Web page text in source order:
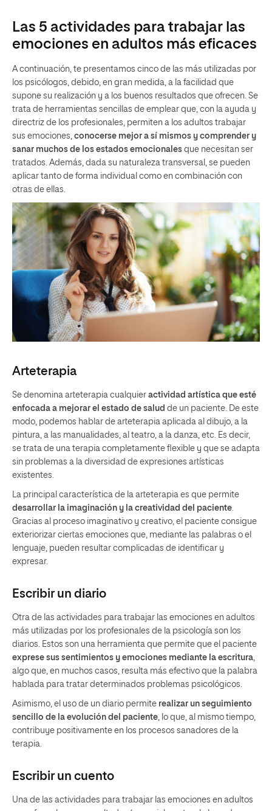
Las 5 actividades para trabajar las
emociones en adultos más eficaces
A continuación, te presentamos cinco de las más utilizadas por
los psicólogos, debido, en gran medida, a la facilidad que
supone su realización y a los buenos resultados que ofrecen. Se
trata de herramientas sencillas de emplear que, con la ayuda y
directriz de los profesionales, permiten a los adultos trabajar
sus emociones, conocerse mejor a sí mismos y comprender y
sanar muchos de los estados emocionales que necesitan ser
tratados. Además, dada su naturaleza transversal, se pueden
aplicar tanto de forma individual como en combinación con
otras de ellas.
Arteterapia
Se denomina arteterapia cualquier actividad artística que esté
enfocada a mejorar el estado de salud de un paciente. De este
modo, podemos hablar de arteterapia aplicada al dibujo, a la
pintura, a las manualidades, al teatro, a la danza, etc. Es decir,
se trata de una terapia completamente flexible y que se adapta
sin problemas a la diversidad de expresiones artísticas
existentes.
La principal característica de la arteterapia es que permite
desarrollar la imaginación y la creatividad del paciente.
Gracias al proceso imaginativo y creativo, el paciente consigue
exteriorizar ciertas emociones que, mediante las palabras o el
lenguaje, pueden resultar complicadas de identificar y
expresar.
Escribir un diario
Otra de las actividades para trabajar las emociones en adultos
más utilizadas por los profesionales de la psicología son los
diarios. Estos son una herramienta que permite que el paciente
exprese sus sentimientos y emociones mediante la escritura,
algo que, en muchos casos, resulta más efectivo que la palabra
hablada para tratar determinados problemas psicológicos.
Asimismo, el uso de un diario permite realizar un seguimiento
sencillo de la evolución del paciente, lo que, al mismo tiempo,
contribuye positivamente en los procesos sanadores de la
terapia.
Escribir un cuento
Una de las actividades para trabajar las emociones en adultos